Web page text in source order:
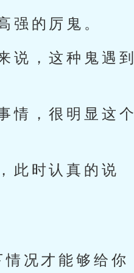
强的厉鬼。
说，这种鬼遇到
情，很明显这个
此时认真的说
况才能够给你